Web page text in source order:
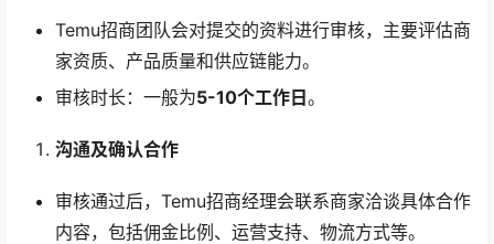
Temu招商团队会对提交的资料进行审核，主要评估商
家资质、产品质量和供应链能力。
审核时长：一般为5-10个工作日。
沟通及确认合作
审核通过后，Temu招商经理会联系商家洽谈具体合作
内容，包括佣金比例、运营支持、物流方式等。